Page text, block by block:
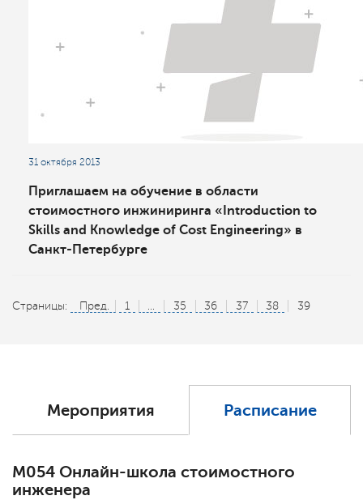
31 октября 2013
Приглашаем на обучение в области
стоимостного инжиниринга «Introduction to
Skills and Knowledge of Cost Engineering» в
Санкт-Петербурге
Страницы: Пред. 1 ... 35 36 37 38 39
Мероприятия Расписание
М054 Онлайн-школа стоимостного
инженера